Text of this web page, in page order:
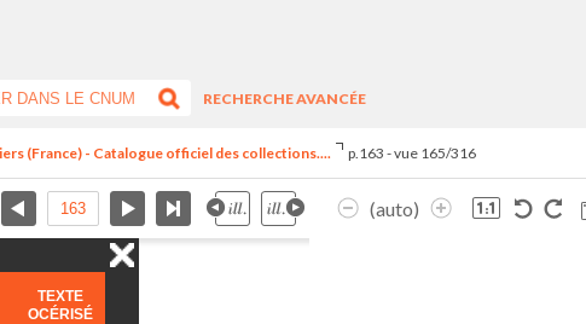
RECHERCHE AVANCÉE
(France) - Catalogue officiel des collections.... p.163 - vue 165/316
(auto)
TEXTE
OCÉRISÉ